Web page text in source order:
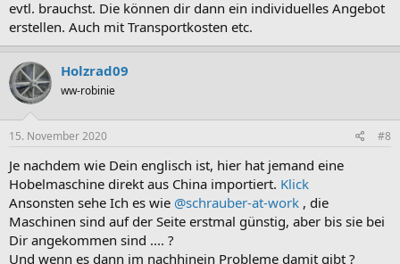
evtl. brauchst. Die können dir dann ein individuelles Angebot
erstellen. Auch mit Transportkosten etc.
Holzrad09
ww-robinie
15. November 2020 #8
Je nachdem wie Dein englisch ist, hier hat jemand eine
Hobelmaschine direkt aus China importiert. Klick
Ansonsten sehe Ich es wie @schrauber-at-work , die
Maschinen sind auf der Seite erstmal günstig, aber bis sie bei
Dir angekommen sind .... ?
Und wenn es dann im nachhinein Probleme damit gibt ?